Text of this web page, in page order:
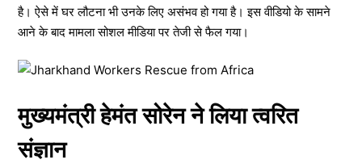
है। ऐसे में घर लौटना भी उनके लिए असंभव हो गया है। इस वीडियो के सामने
आने के बाद मामला सोशल मीडिया पर तेजी से फैल गया।
मुख्यमंत्री हेमंत सोरेन ने लिया त्वरित
संज्ञान